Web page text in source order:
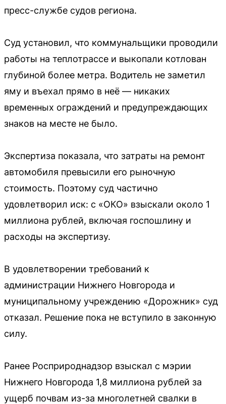
пресс-службе судов региона.
Суд установил, что коммунальщики проводили
работы на теплотрассе и выкопали котлован
глубиной более метра. Водитель не заметил
яму и въехал прямо в неё — никаких
временных ограждений и предупреждающих
знаков на месте не было.
Экспертиза показала, что затраты на ремонт
автомобиля превысили его рыночную
стоимость. Поэтому суд частично
удовлетворил иск: с «ОКО» взыскали около 1
миллиона рублей, включая госпошлину и
расходы на экспертизу.
В удовлетворении требований к
администрации Нижнего Новгорода и
муниципальному учреждению «Дорожник» суд
отказал. Решение пока не вступило в законную
силу.
Ранее Росприроднадзор взыскал с мэрии
Нижнего Новгорода 1,8 миллиона рублей за
ущерб почвам из-за многолетней свалки в